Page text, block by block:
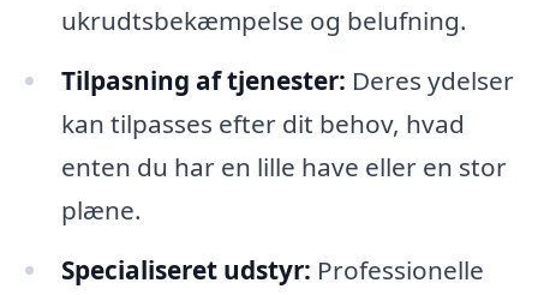
ukrudtsbekæmpelse og belufning.
Tilpasning af tjenester: Deres ydelser
kan tilpasses efter dit behov, hvad
enten du har en lille have eller en stor
plæne.
Specialiseret udstyr: Professionelle